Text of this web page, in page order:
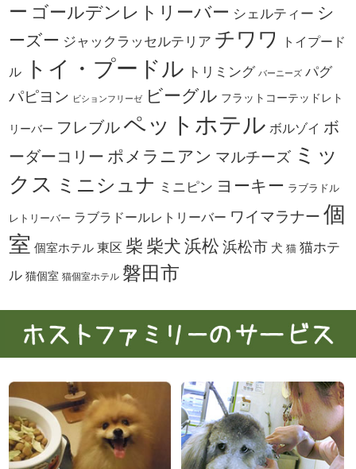
ー ゴールデンレトリーバー シェルティー シ
ーズー ジャックラッセルテリア チワワ トイプード
ル トイ・プードル トリミング バーニーズ パグ
パピヨン ビションフリーゼ ビーグル フラットコーテッドレト
リーバー フレブル ペットホテル ボルゾイ ボ
ーダーコリー ポメラニアン マルチーズ ミッ
クス ミニシュナ ミニピン ヨーキー ラブラドル
レトリーバー ラブラドールレトリーバー ワイマラナー 個
室 個室ホテル 東区 柴 柴犬 浜松 浜松市 犬 猫 猫ホテ
ル 猫個室 猫個室ホテル 磐田市